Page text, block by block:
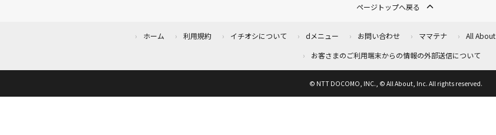
ページトップへ戻る
ホーム 利用規約 イチオシについて dメニュー お問い合わせ ママテナ All About
お客さまのご利用端末からの情報の外部送信について
© NTT DOCOMO, INC., © All About, Inc. All rights reserved.